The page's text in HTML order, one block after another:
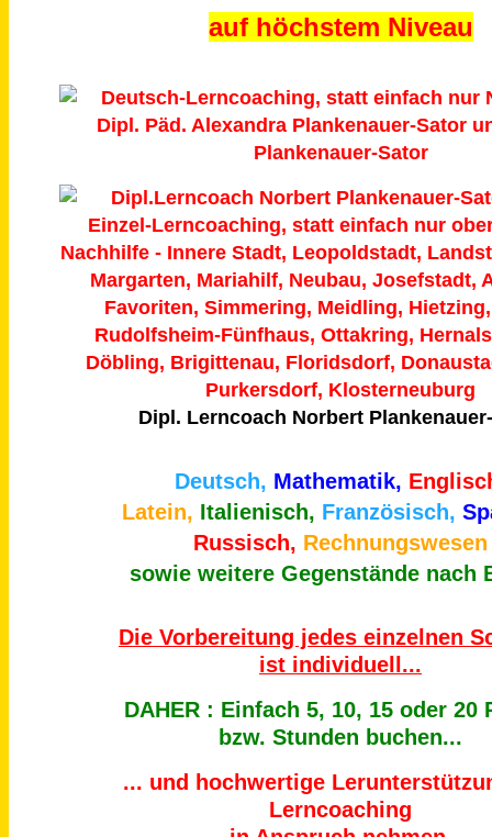
auf höchstem Niveau
Dipl. Lerncoach Norbert
Deutsch, Mathematik,
Latein, Italienisch, Französisch,
Russisch, Rechnungswesen
sowie weitere Gegenstände nach
Die Vorbereitung jedes einzelnen
ist individuell...
DAHER : Einfach 5, 10, 15 oder 20
bzw. Stunden buchen...
... und hochwertige
Lerncoaching